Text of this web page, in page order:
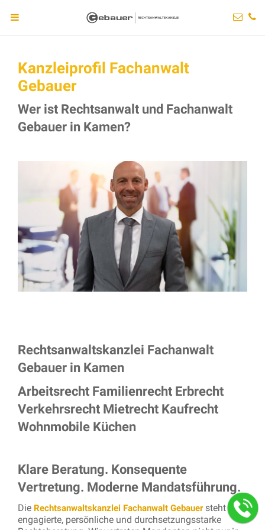
Kanzleiprofil Fachanwalt
Gebauer
Wer ist Rechtsanwalt und Fachanwalt
Gebauer in Kamen?
Rechtsanwaltskanzlei Fachanwalt
Gebauer in Kamen
Arbeitsrecht Familienrecht Erbrecht
Verkehrsrecht Mietrecht Kaufrecht
Wohnmobile Küchen
Klare Beratung. Konsequente
Vertretung. Moderne Mandatsführung.
Die Rechtsanwaltskanzlei Fachanwalt Gebauersteht für
engagierte, persönliche und durchsetzungsstarke